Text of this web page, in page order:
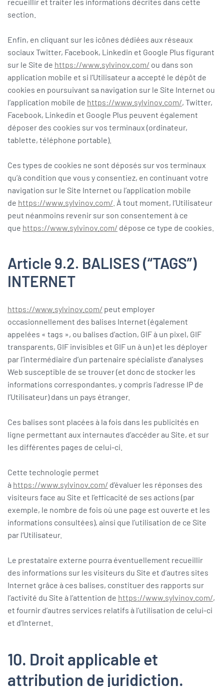
section.
Enfin, en cliquant sur les icônes dédiées aux réseaux
sociaux Twitter, Facebook, Linkedin et Google Plus figurant
sur le Site de https://www.sylvinov.com/ ou dans son
application mobile et si l’Utilisateur a accepté le dépôt de
cookies en poursuivant sa navigation sur le Site Internet ou
l’application mobile de https://www.sylvinov.com/, Twitter,
Facebook, Linkedin et Google Plus peuvent également
déposer des cookies sur vos terminaux (ordinateur,
tablette, téléphone portable).
Ces types de cookies ne sont déposés sur vos terminaux
qu’à condition que vous y consentiez, en continuant votre
navigation sur le Site Internet ou l’application mobile
de https://www.sylvinov.com/ . À tout moment, l’Utilisateur
peut néanmoins revenir sur son consentement à ce
que https://www.sylvinov.com/ dépose ce type de cookies.
Article 9.2. BALISES (“TAGS”)
INTERNET
https://www.sylvinov.com/ peut employer
occasionnellement des balises Internet (également
appelées « tags », ou balises d’action, GIF à un pixel, GIF
transparents, GIF invisibles et GIF un à un) et les déployer
par l’intermédiaire d’un partenaire spécialiste d’analyses
Web susceptible de se trouver (et donc de stocker les
informations correspondantes, y compris l’adresse IP de
l’Utilisateur) dans un pays étranger.
Ces balises sont placées à la fois dans les publicités en
ligne permettant aux internautes d’accéder au Site, et sur
les différentes pages de celui-ci.
Cette technologie permet
à https://www.sylvinov.com/ d’évaluer les réponses des
visiteurs face au Site et l’efficacité de ses actions (par
exemple, le nombre de fois où une page est ouverte et les
informations consultées), ainsi que l’utilisation de ce Site
par l’Utilisateur.
Le prestataire externe pourra éventuellement recueillir
des informations sur les visiteurs du Site et d’autres sites
Internet grâce à ces balises, constituer des rapports sur
l’activité du Site à l’attention de https://www.sylvinov.com/,
et fournir d’autres services relatifs à l’utilisation de celui-ci
et d’Internet.
10. Droit applicable et
attribution de juridiction.